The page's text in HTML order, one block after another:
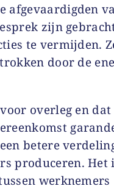
afgevaardigden
zijn
te vermijden.
door de
overleg en
betere
produceren. Het
werknemers